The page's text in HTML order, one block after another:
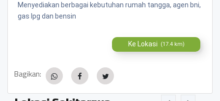
Menyediakan berbagai kebutuhan rumah tangga, agen bni,
gas lpg dan bensin
Ke Lokasi (17.4 km)
Bagikan: